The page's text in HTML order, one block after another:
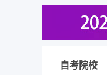
自考院校